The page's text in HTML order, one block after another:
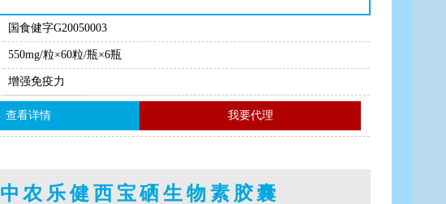
国食健字G20050003
550mg/粒×60粒/瓶×6瓶
增强免疫力
查看详情 我要代理
中农乐健西宝硒生物素胶囊